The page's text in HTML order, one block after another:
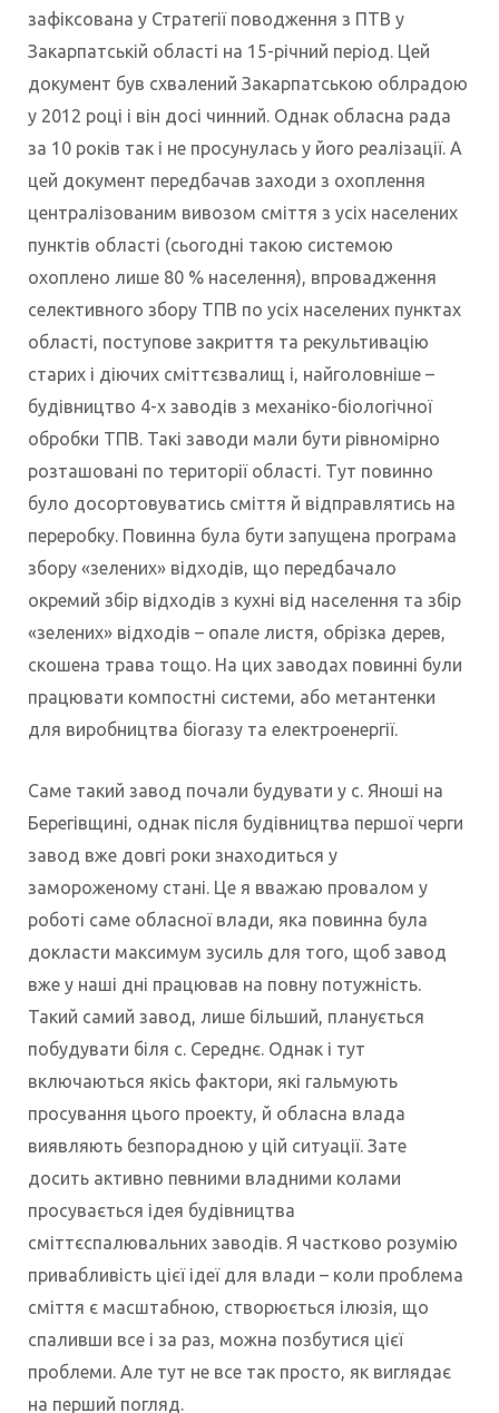
зафіксована у Стратегії поводження з ПТВ у
Закарпатській області на 15-річний період. Цей
документ був схвалений Закарпатською облрадою
у 2012 році і він досі чинний. Однак обласна рада
за 10 років так і не просунулась у його реалізації. А
цей документ передбачав заходи з охоплення
централізованим вивозом сміття з усіх населених
пунктів області (сьогодні такою системою
охоплено лише 80 % населення), впровадження
селективного збору ТПВ по усіх населених пунктах
області, поступове закриття та рекультивацію
старих і діючих сміттєзвалищ і, найголовніше –
будівництво 4-х заводів з механіко-біологічної
обробки ТПВ. Такі заводи мали бути рівномірно
розташовані по території області. Тут повинно
було досортовуватись сміття й відправлятись на
переробку. Повинна була бути запущена програма
збору «зелених» відходів, що передбачало
окремий збір відходів з кухні від населення та збір
«зелених» відходів – опале листя, обрізка дерев,
скошена трава тощо. На цих заводах повинні були
працювати компостні системи, або метантенки
для виробництва біогазу та електроенергії.
Саме такий завод почали будувати у с. Яноші на
Берегівщині, однак після будівництва першої черги
завод вже довгі роки знаходиться у
замороженому стані. Це я вважаю провалом у
роботі саме обласної влади, яка повинна була
докласти максимум зусиль для того, щоб завод
вже у наші дні працював на повну потужність.
Такий самий завод, лише більший, планується
побудувати біля с. Середнє. Однак і тут
включаються якісь фактори, які гальмують
просування цього проекту, й обласна влада
виявляють безпорадною у цій ситуації. Зате
досить активно певними владними колами
просувається ідея будівництва
сміттєспалювальних заводів. Я частково розумію
привабливість цієї ідеї для влади – коли проблема
сміття є масштабною, створюється ілюзія, що
спаливши все і за раз, можна позбутися цієї
проблеми. Але тут не все так просто, як виглядає
на перший погляд.